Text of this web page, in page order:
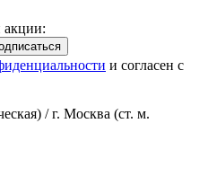
акции:
и согласен с
/ г. Москва (ст. м.